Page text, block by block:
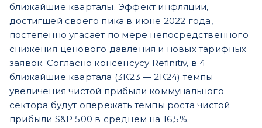
ближайшие кварталы. Эффект инфляции,
достигшей своего пика в июне 2022 года,
постепенно угасает по мере непосредственного
снижения ценового давления и новых тарифных
заявок. Согласно консенсусу Refinitiv, в 4
ближайшие квартала (3К23 — 2К24) темпы
увеличения чистой прибыли коммунального
сектора будут опережать темпы роста чистой
прибыли S&P 500 в среднем на 16,5%.